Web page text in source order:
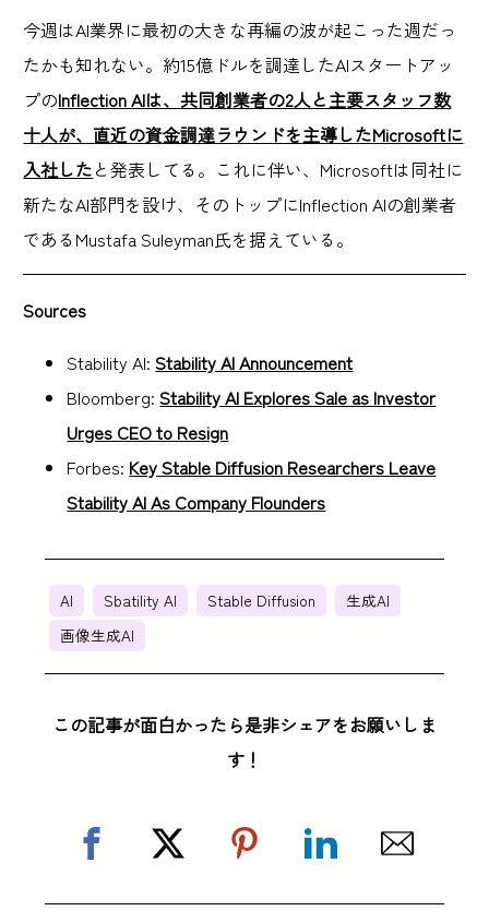
今週はAI業界に最初の大きな再編の波が起こった週だっ
たかも知れない。約15億ドルを調達したAIスタートアッ
プのInflection AIは、共同創業者の2人と主要スタッフ数
十人が、直近の資金調達ラウンドを主導したMicrosoftに
入社したと発表してる。これに伴い、Microsoftは同社に
新たなAI部門を設け、そのトップにInflection AIの創業者
であるMustafa Suleyman氏を据えている。
Sources
Stability AI:Stability AI Announcement
Bloomberg:Stability AI Explores Sale as Investor
Urges CEO to Resign
Forbes: Key Stable Diffusion Researchers Leave
Stability AI As Company Flounders
AI Sbatility AI Stable Diffusion
生成AI
画像生成AI
この記事が面白かったら是非シェアをお願いしま
す！